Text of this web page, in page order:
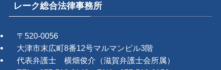
レーク総合法律事務所
〒520-0056
大津市末広町8番12号マルマンビル3階
代表弁護士 横畑俊介（滋賀弁護士会所属）